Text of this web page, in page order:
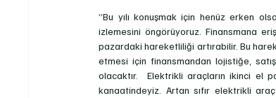
“Bu yılı konuşmak için henüz erken
izlemesini öngörüyoruz. Finansmana
pazardaki hareketliliği artırabilir. Bu
etmesi için finansmandan lojistiğe,
olacaktır.  Elektrikli araçların ikinci el
kanaatindeyiz. Artan sıfır elektrikli